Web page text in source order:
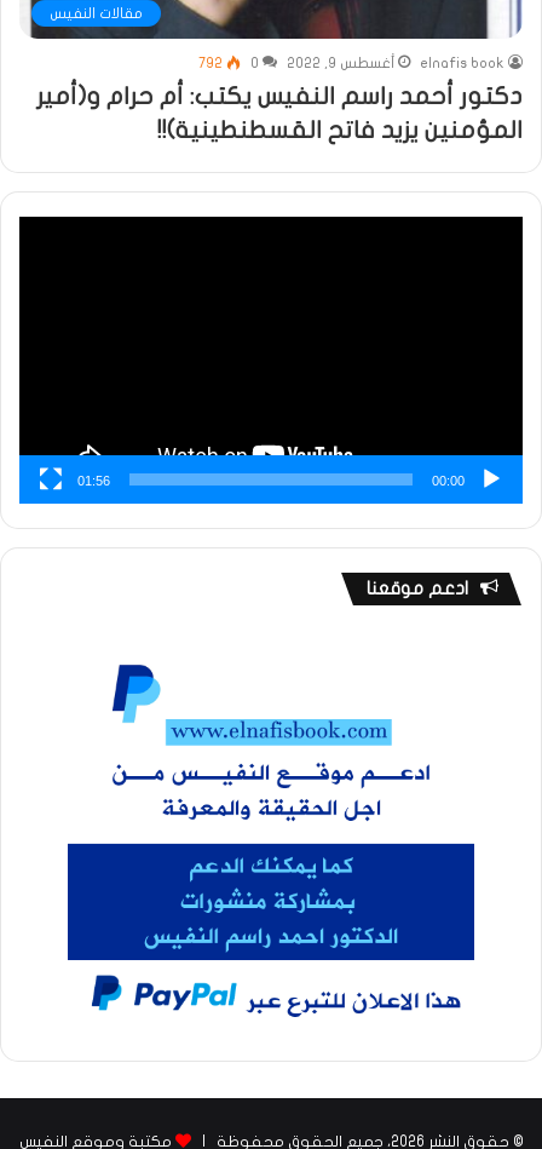
مقالات النفيس
elnafis book أغسطس 9, 2022 0
792
دكتور أحمد راسم النفيس يكتب: أم حرام و(أمير
المؤمنين يزيد فاتح القسطنطينية)!!
00:00
01:56
ادعم موقعنا
© حقوق النشر 2026، جميع الحقوق محفوظة | مكتبة وموقع النفيس